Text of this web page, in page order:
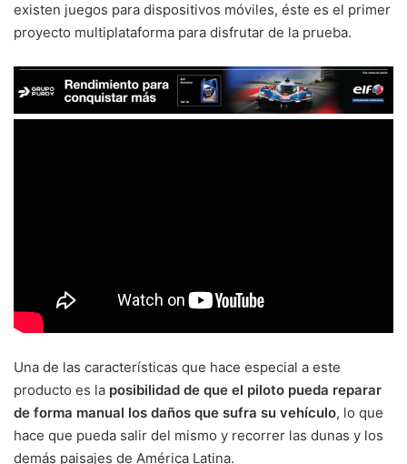
existen juegos para dispositivos móviles, éste es el primer
proyecto multiplataforma para disfrutar de la prueba.
Una de las características que hace especial a este
producto es la posibilidad de que el piloto pueda reparar
de forma manual los daños que sufra su vehículo, lo que
hace que pueda salir del mismo y recorrer las dunas y los
demás paisajes de América Latina.